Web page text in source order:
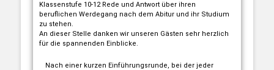
Klassenstufe 10-12 Rede und Antwort über ihren
beruflichen Werdegang nach dem Abitur und ihr Studium
zu stehen.
An dieser Stelle danken wir unseren Gästen sehr herzlich
für die spannenden Einblicke.
Nach einer kurzen Einführungsrunde, bei der jeder